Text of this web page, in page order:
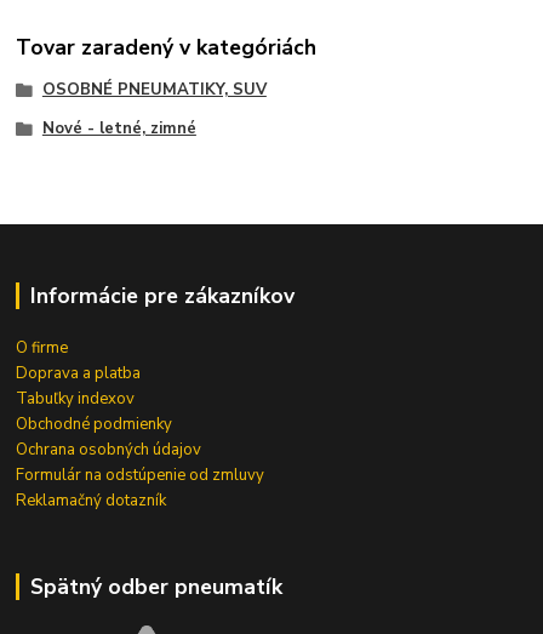
Tovar zaradený v kategóriách
OSOBNÉ PNEUMATIKY, SUV
Nové - letné, zimné
Informácie pre zákazníkov
O firme
Doprava a platba
Tabuľky indexov
Obchodné podmienky
Ochrana osobných údajov
Formulár na odstúpenie od zmluvy
Reklamačný dotazník
Spätný odber pneumatík